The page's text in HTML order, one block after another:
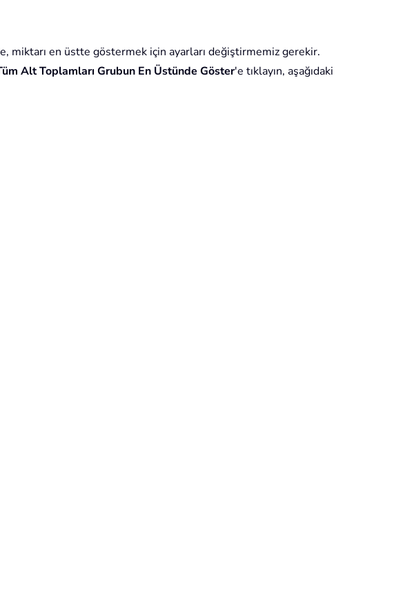
miktarı en üstte göstermek için ayarları değiştirmemiz gerekir.
Alt Toplamları Grubun En Üstünde Göster'e tıklayın, aşağıdaki